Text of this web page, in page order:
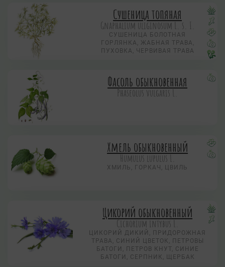
Сушеница топяная
Gnaphalium uliginosum L. s. I.
СУШЕНИЦА БОЛОТНАЯ
ГОРЛЯНКА, ЖАБНАЯ ТРАВА,
ПУХОВКА, ЧЕРВИВАЯ ТРАВА
Фасоль обыкновенная
Phaseolus vulgaris L.
Хмель обыкновенный
Humulus lupulus L.
ХМИЛЬ, ГОРКАЧ, ЦВИЛЬ
Цикорий обыкновенный
Cichorium intybus L.
ЦИКОРИЙ ДИКИЙ, ПРИДОРОЖНАЯ
ТРАВА, СИНИЙ ЦВЕТОК, ПЕТРОВЫ
БАТОГИ, ПЕТРОВ КНУТ, СИНИЕ
БАТОГИ, СЕРПНИК, ЩЕРБАК